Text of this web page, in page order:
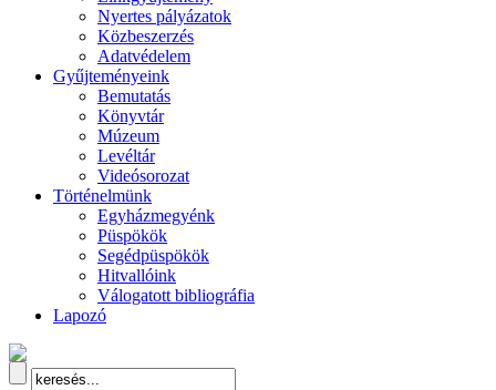
Nyertes pályázatok
Közbeszerzés
Adatvédelem
Gyűjteményeink
Bemutatás
Könyvtár
Múzeum
Levéltár
Videósorozat
Történelmünk
Egyházmegyénk
Püspökök
Segédpüspökök
Hitvallóink
Válogatott bibliográfia
Lapozó